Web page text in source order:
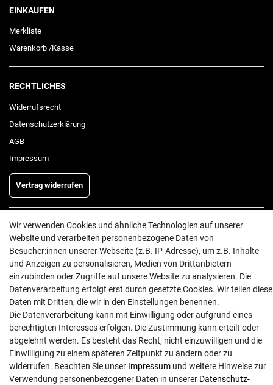
EINKAUFEN
Merkliste
Warenkorb /Kasse
RECHTLICHES
Widerrufs­recht
Daten­schutz­erklärung
AGB
Impressum
Vertrag widerrufen
INFORMATIONEN
Batterieentsorgung
Hilfe
Versand
Zahlungsarten
Kontakt
Wir verwenden Cookies und ähnliche Technologien auf unserer
Website und verarbeiten personenbezogene Daten von
Besucher:innen unserer Webseite (z.B. IP-Adresse), um z.B. Inhalte
und Anzeigen zu personalisieren, Medien von Drittanbietern
einzubinden oder Zugriffe auf unsere Website zu analysieren. Die
Datenverarbeitung erfolgt erst durch gesetzte Cookies. Wir teilen diese
Daten mit Dritten, die wir in den Einstellungen benennen.
Die Datenverarbeitung kann mit Einwilligung oder aufgrund eines
berechtigten Interesses erfolgen. Die Zustimmung kann erteilt oder
abgelehnt werden. Es besteht das Recht, nicht einzuwilligen und die
Einwilligung zu einem späteren Zeitpunkt zu ändern oder zu
widerrufen. Beachten Sie unser Impressum und weitere Hinweise zur
Verwendung personenbezogener Daten in unserer Daten­schutz­